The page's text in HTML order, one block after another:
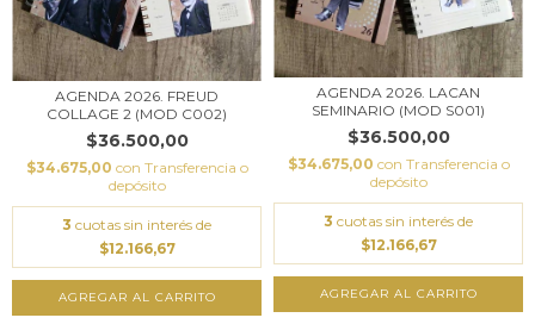
AGENDA 2026. FREUD
COLLAGE 2 (MOD C002)
$36.500,00
$34.675,00 con Transferencia o
depósito
3 cuotas sin interés de
$12.166,67
AGENDA 2026. LACAN
SEMINARIO (MOD S001)
$36.500,00
$34.675,00 con Transferencia o
depósito
3 cuotas sin interés de
$12.166,67